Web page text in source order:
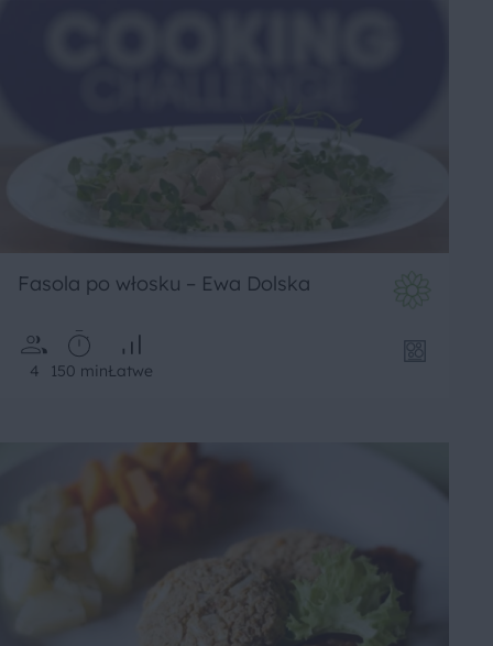
Fasola po włosku – Ewa Dolska
4 150 minŁatwe